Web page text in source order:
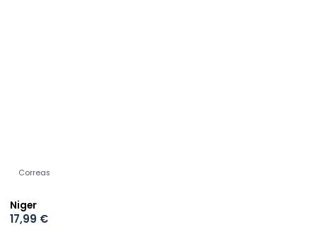
Correas
Niger
17,99 €